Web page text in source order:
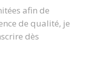
afin de
de qualité, je
dès